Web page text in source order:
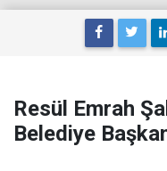
Resül Emrah
Belediye